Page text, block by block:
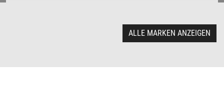
ALLE MARKEN ANZEIGEN